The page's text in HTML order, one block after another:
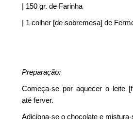
| 150 gr. de Farinha
| 1 colher [de sobremesa] de
Preparação:
Começa-se por aquecer o leite
até ferver.
Adiciona-se o chocolate e